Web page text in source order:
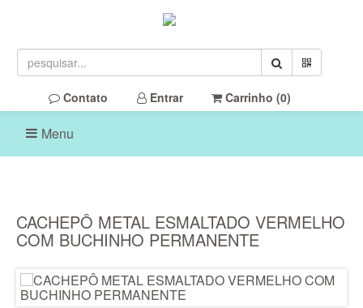
Contato Entrar Carrinho (0)
Menu
CACHEPÔ METAL ESMALTADO VERMELHO
COM BUCHINHO PERMANENTE